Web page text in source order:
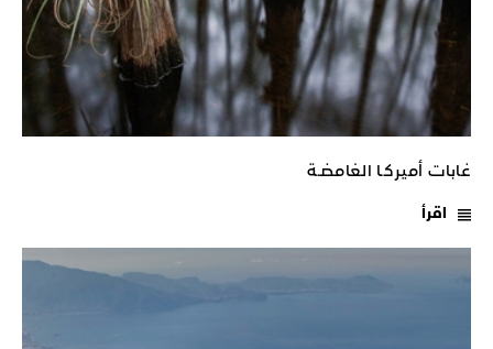
غابات أميركـا الغامضـة
اقرأ